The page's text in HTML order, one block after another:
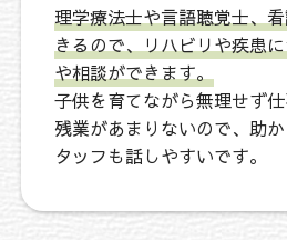
理学療法士や言語聴覚士、
きるので、リハビリや疾患
や相談ができます。
子供を育てながら無理せず
残業があまりないので、助
タッフも話しやすいです。